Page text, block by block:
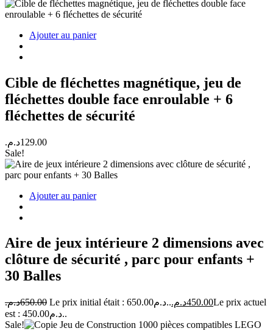
Ajouter au panier
Cible de fléchettes magnétique, jeu de
fléchettes double face enroulable + 6
fléchettes de sécurité
129.00د.م.
Sale!
Ajouter au panier
Aire de jeux intérieure 2 dimensions avec
clôture de sécurité , parc pour enfants +
30 Balles
650.00د.م. Le prix initial était : 650.00د.م.. 450.00د.م.
Le prix actuel
est : 450.00د.م..
Sale!